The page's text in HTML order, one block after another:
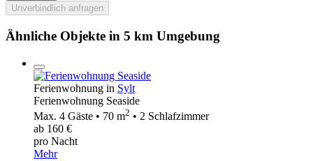
Unverbindlich anfragen
Ähnliche Objekte in 5 km Umgebung
Ferienwohnung in Sylt
Ferienwohnung Seaside
Max. 4 Gäste • 70 m2 • 2 Schlafzimmer
ab 160 €
pro Nacht
Mehr